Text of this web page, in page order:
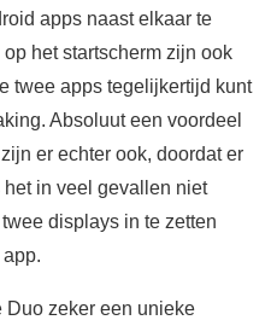
apps naast elkaar te
het startscherm zijn ook
twee apps tegelijkertijd kunt
Absoluut een voordeel
er echter ook, doordat er
in veel gevallen niet
displays in te zetten
Duo zeker een unieke